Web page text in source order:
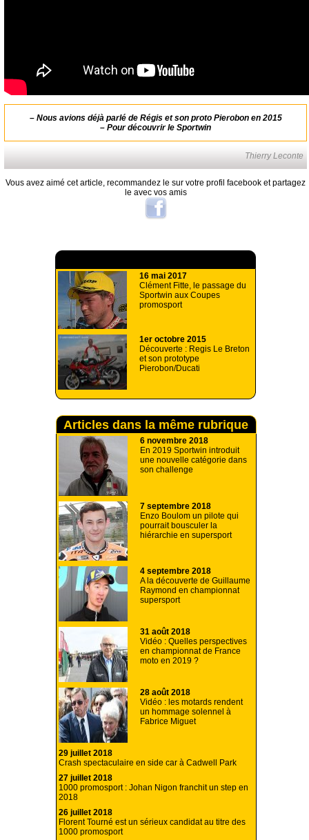
– Nous avions déjà parlé de Régis et son proto Pierobon en 2015
– Pour découvrir le Sportwin
Thierry Leconte
Vous avez aimé cet article, recommandez le sur votre profil facebook et partagez
le avec vos amis
16 mai 2017
Clément Fitte, le passage du
Sportwin aux Coupes
promosport
1er octobre 2015
Découverte : Regis Le Breton
et son prototype
Pierobon/Ducati
Articles dans la même rubrique
6 novembre 2018
En 2019 Sportwin introduit
une nouvelle catégorie dans
son challenge
7 septembre 2018
Enzo Boulom un pilote qui
pourrait bousculer la
hiérarchie en supersport
4 septembre 2018
A la découverte de Guillaume
Raymond en championnat
supersport
31 août 2018
Vidéo : Quelles perspectives
en championnat de France
moto en 2019 ?
28 août 2018
Vidéo : les motards rendent
un hommage solennel à
Fabrice Miguet
29 juillet 2018
Crash spectaculaire en side car à Cadwell Park
27 juillet 2018
1000 promosport : Johan Nigon franchit un step en
2018
26 juillet 2018
Florent Tourné est un sérieux candidat au titre des
1000 promosport